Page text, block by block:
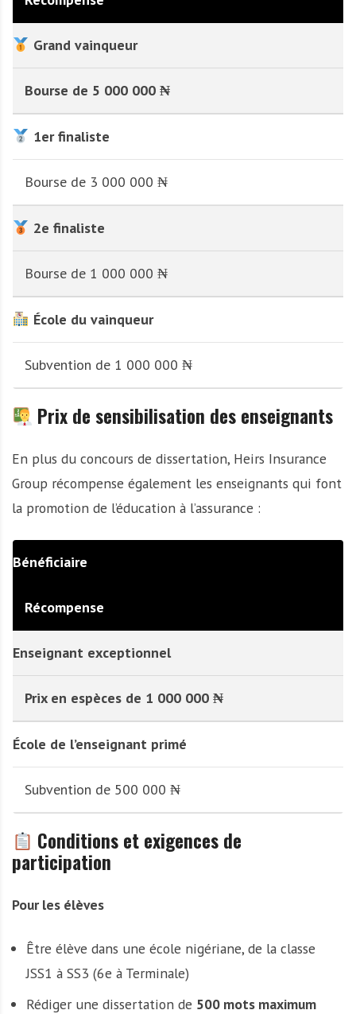
Grand vainqueur
Bourse de 5 000 000 ₦
1er finaliste
Bourse de 3 000 000 ₦
2e finaliste
Bourse de 1 000 000 ₦
École du vainqueur
Subvention de 1 000 000 ₦
Prix de sensibilisation des enseignants
En plus du concours de dissertation, Heirs Insurance
Group récompense également les enseignants qui font
la promotion de l’éducation à l’assurance :
Bénéficiaire
Récompense
Enseignant exceptionnel
Prix en espèces de 1 000 000 ₦
École de l’enseignant primé
Subvention de 500 000 ₦
Conditions et exigences de
participation
Pour les élèves
Être élève dans une école nigériane, de la classe
JSS1 à SS3 (6e à Terminale)
Rédiger une dissertation de 500 mots maximum